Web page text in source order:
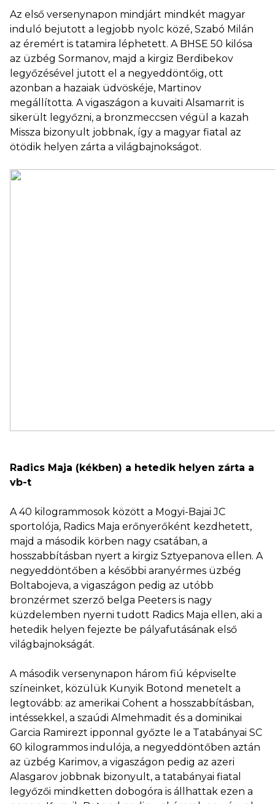
Az első versenynapon mindjárt mindkét magyar
induló bejutott a legjobb nyolc közé, Szabó Milán
az éremért is tatamira léphetett. A BHSE 50 kilósa
az üzbég Sormanov, majd a kirgiz Berdibekov
legyőzésével jutott el a negyeddöntőig, ott
azonban a hazaiak üdvöskéje, Martinov
megállította. A vigaszágon a kuvaiti Alsamarrit is
sikerült legyőzni, a bronzmeccsen végül a kazah
Missza bizonyult jobbnak, így a magyar fiatal az
ötödik helyen zárta a világbajnokságot.
Radics Maja (kékben) a hetedik helyen zárta a
vb-t
A 40 kilogrammosok között a Mogyi-Bajai JC
sportolója, Radics Maja erőnyerőként kezdhetett,
majd a második körben nagy csatában, a
hosszabbításban nyert a kirgiz Sztyepanova ellen. A
negyeddöntőben a későbbi aranyérmes üzbég
Boltabojeva, a vigaszágon pedig az utóbb
bronzérmet szerző belga Peeters is nagy
küzdelemben nyerni tudott Radics Maja ellen, aki a
hetedik helyen fejezte be pályafutásának első
világbajnokságát.
A második versenynapon három fiú képviselte
színeinket, közülük Kunyik Botond menetelt a
legtovább: az amerikai Cohent a hosszabbításban,
intéssekkel, a szaúdi Almehmadit és a dominikai
Garcia Ramirezt ipponnal győzte le a Tatabányai SC
60 kilogrammos indulója, a negyeddöntőben aztán
az üzbég Karimov, a vigaszágon pedig az azeri
Alasgarov jobbnak bizonyult, a tatabányai fiatal
legyőzői mindketten dobogóra is állhattak ezen a